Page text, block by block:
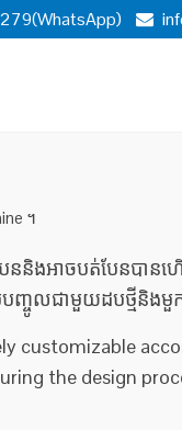
។
ននិងអាចបត់បែនបា
បញ្ចូលជាមួយដបថ្មីនិងមួ
customizable
the design